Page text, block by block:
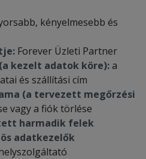
kényelmesebb és
Forever Üzleti Partner
kezelt adatok köre):a
és szállítási cím
(a tervezett megőrzési
vagy a fiók törlése
harmadik felek
adatkezelők